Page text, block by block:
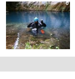
0